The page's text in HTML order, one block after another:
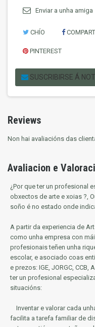
Enviar a unha amiga
CHÍO
PINTEREST
SUSCRIBIRSE Á
Reviews
Non hai avaliacións das
Avaliacion e
¿Por que ter un profesional
obxectos de arte e xoias ?,
soño é no estado onde
A partir da experiencia de
como unha empresa con
profesionais teñen unha
escolar, e asociado coas
e prezos: IGE, JORGC,
ter un profesional
situacións:
Inventar e valorar cada
facilita a tarefa familiar de